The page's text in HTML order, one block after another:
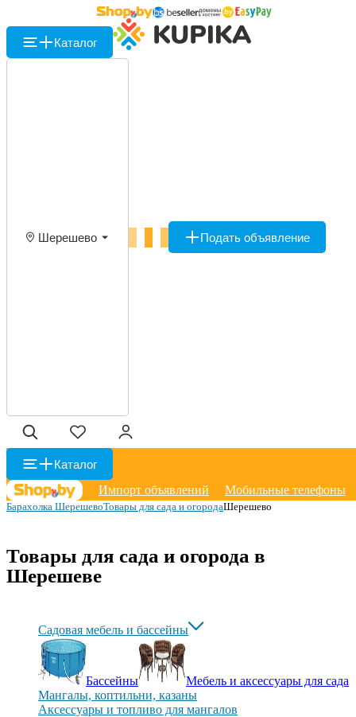
Каталог
Шерешево Подать объявление
Каталог
Импорт объявлений
Мобильные телефоны
Барахолка ШерешевоТовары для сада и огородаШерешево
Товары для сада и огорода в
Шерешеве
Садовая мебель и бассейны
Бассейны
Мебель и аксессуары для сада
Мангалы, коптильни, казаны
Аксессуары и топливо для мангалов